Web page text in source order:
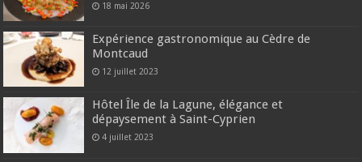
18 mai 2026
Expérience gastronomique au Cèdre de
Montcaud
12 juillet 2023
Hôtel Île de la Lagune, élégance et
dépaysement à Saint-Cyprien
4 juillet 2023